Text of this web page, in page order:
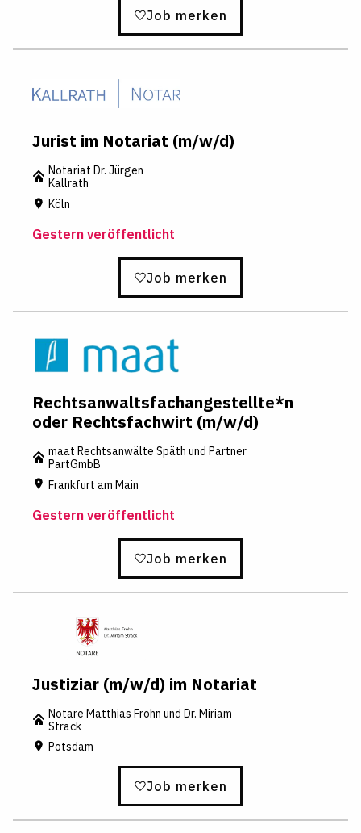
Job merken
Jurist im Notariat (m/w/d)
Notariat Dr. Jürgen
Kallrath
Köln
Gestern veröffentlicht
Job merken
Rechtsanwaltsfachangestellte*n
oder Rechtsfachwirt (m/w/d)
maat Rechtsanwälte Späth und Partner
PartGmbB
Frankfurt am Main
Gestern veröffentlicht
Job merken
Justiziar (m/w/d) im Notariat
Notare Matthias Frohn und Dr. Miriam
Strack
Potsdam
Job merken